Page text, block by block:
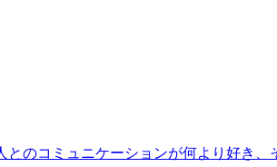
のコミュニケーションが何より好き